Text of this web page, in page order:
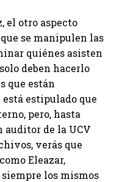
el otro aspecto
se manipulen las
quiénes asisten
deben hacerlo
que están
estipulado que
pero, hasta
auditor de la UCV
verás que
Eleazar,
los mismos